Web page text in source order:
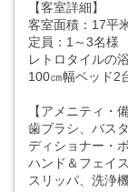
【客室詳細】
客室面積：17平
定員：1～3名様
レトロタイルの
100㎝幅ベッド2
【アメニティ・
歯ブラシ、バス
ディショナー・
ハンド＆フェイ
スリッパ、洗浄